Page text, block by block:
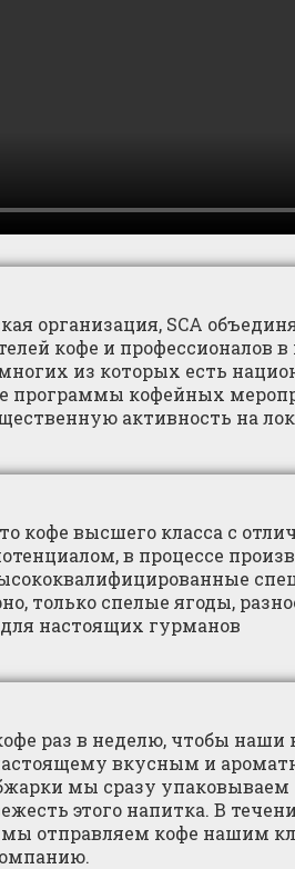
организация, SCA
кофе и профессионалов
из которых есть
программы кофейных
активность на
кофе высшего класса с
в процессе
только спелые ягоды,
настоящих гурманов
раз в неделю, чтобы наши
вкусным и
мы сразу упаковываем
этого напитка. В
отправляем кофе нашим